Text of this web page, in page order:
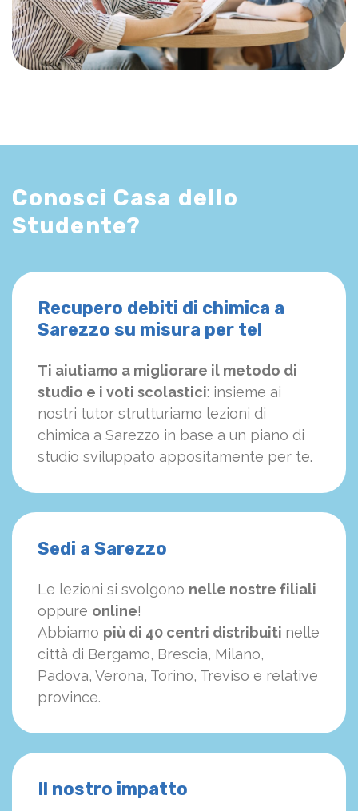
Conosci Casa dello
Studente?
Recupero debiti di chimica a
Sarezzo su misura per te!
Ti aiutiamo a migliorare il metodo di
studio e i voti scolastici: insieme ai
nostri tutor strutturiamo lezioni di
chimica a Sarezzo in base a un piano di
studio sviluppato appositamente per te.
Sedi a Sarezzo
Le lezioni si svolgono nelle nostre filiali
oppure online!
Abbiamo più di 40 centri distribuiti nelle
città di Bergamo, Brescia, Milano,
Padova, Verona, Torino, Treviso e relative
province.
Il nostro impatto